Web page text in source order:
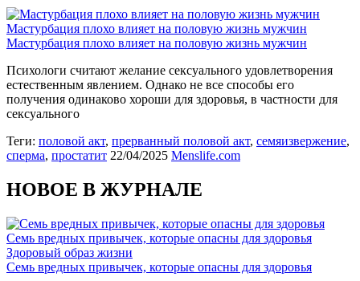
Мастурбация плохо влияет на половую жизнь мужчин
Мастурбация плохо влияет на половую жизнь мужчин
Психологи считают желание сексуального удовлетворения
естественным явлением. Однако не все способы его
получения одинаково хороши для здоровья, в частности для
сексуального
Теги: половой акт, прерванный половой акт, семяизвержение,
сперма, простатит 22/04/2025 Menslife.com
НОВОЕ В ЖУРНАЛЕ
Семь вредных привычек, которые опасны для здоровья
Здоровый образ жизни
Семь вредных привычек, которые опасны для здоровья